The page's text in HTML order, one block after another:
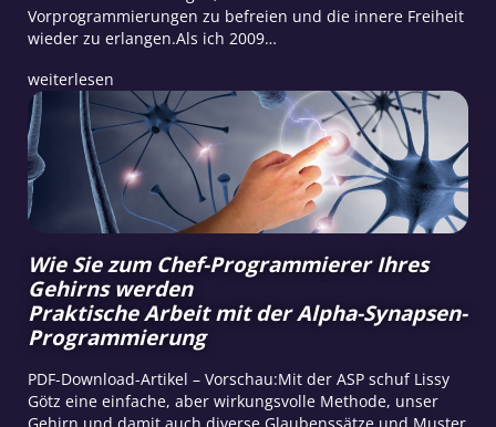
Vorprogrammierungen zu befreien und die innere Freiheit
wieder zu erlangen.Als ich 2009…
weiterlesen
Wie Sie zum Chef-Programmierer Ihres
Gehirns werden
Praktische Arbeit mit der Alpha-Synapsen-
Programmierung
PDF-Download-Artikel – Vorschau:Mit der ASP schuf Lissy
Götz eine einfache, aber wirkungsvolle Methode, unser